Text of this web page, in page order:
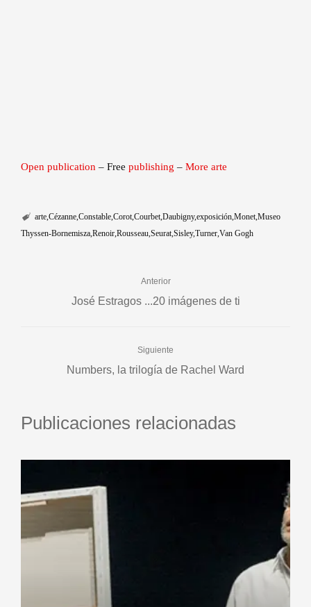
Open publication – Free publishing – More arte
arte Cézanne Constable Corot Courbet Daubigny exposición Monet Museo
Thyssen-Bornemisza Renoir Rousseau Seurat Sisley Turner Van Gogh
Anterior
José Estragos ...20 imágenes de ti
Siguiente
Numbers, la trilogía de Rachel Ward
Publicaciones relacionadas